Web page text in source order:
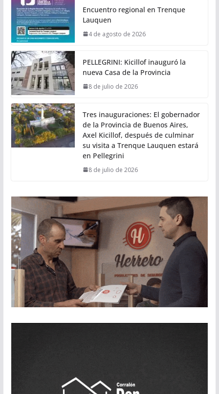
Encuentro regional en Trenque
Lauquen
4 de agosto de 2026
PELLEGRINI: Kicillof inauguró la
nueva Casa de la Provincia
8 de julio de 2026
Tres inauguraciones: El gobernador
de la Provincia de Buenos Aires,
Axel Kicillof, después de culminar
su visita a Trenque Lauquen estará
en Pellegrini
8 de julio de 2026